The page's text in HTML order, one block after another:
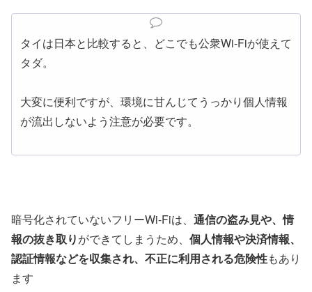
タイは日本と比較すると、どこでも公衆Wi-Fiが使えて
タダ。
大変に便利ですが、環境に甘んじてうっかり個人情報
が流出しないよう注意が必要です。
暗号化されていないフリーWi-Fiは、 通信の盗み見や、情
報の抜き取りができてしまうため、 個人情報や決済情報、
認証情報などを収集され、不正に利用される危険性もあり
ます